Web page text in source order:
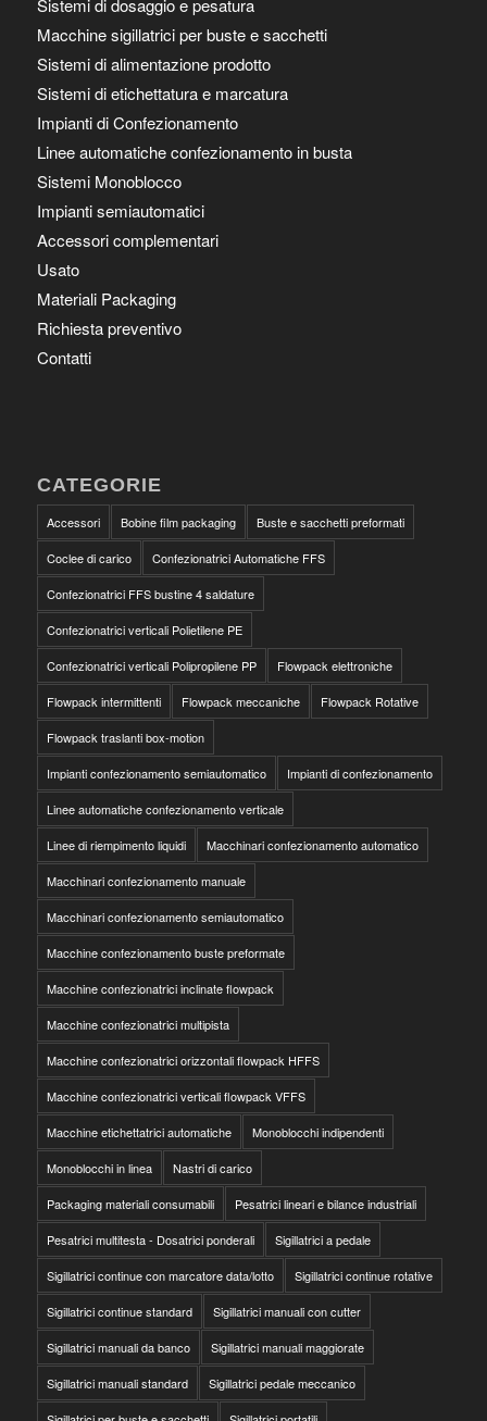
Sistemi di dosaggio e pesatura
Macchine sigillatrici per buste e sacchetti
Sistemi di alimentazione prodotto
Sistemi di etichettatura e marcatura
Impianti di Confezionamento
Linee automatiche confezionamento in busta
Sistemi Monoblocco
Impianti semiautomatici
Accessori complementari
Usato
Materiali Packaging
Richiesta preventivo
Contatti
CATEGORIE
Accessori Bobine film packaging Buste e sacchetti preformati
Coclee di carico Confezionatrici Automatiche FFS
Confezionatrici FFS bustine 4 saldature
Confezionatrici verticali Polietilene PE
Confezionatrici verticali Polipropilene PP Flowpack elettroniche
Flowpack intermittenti Flowpack meccaniche Flowpack Rotative
Flowpack traslanti box-motion
Impianti confezionamento semiautomatico Impianti di confezionamento
Linee automatiche confezionamento verticale
Linee di riempimento liquidi Macchinari confezionamento automatico
Macchinari confezionamento manuale
Macchinari confezionamento semiautomatico
Macchine confezionamento buste preformate
Macchine confezionatrici inclinate flowpack
Macchine confezionatrici multipista
Macchine confezionatrici orizzontali flowpack HFFS
Macchine confezionatrici verticali flowpack VFFS
Macchine etichettatrici automatiche Monoblocchi indipendenti
Monoblocchi in linea Nastri di carico
Packaging materiali consumabili Pesatrici lineari e bilance industriali
Pesatrici multitesta - Dosatrici ponderali Sigillatrici a pedale
Sigillatrici continue con marcatore data/lotto Sigillatrici continue rotative
Sigillatrici continue standard Sigillatrici manuali con cutter
Sigillatrici manuali da banco Sigillatrici manuali maggiorate
Sigillatrici manuali standard Sigillatrici pedale meccanico